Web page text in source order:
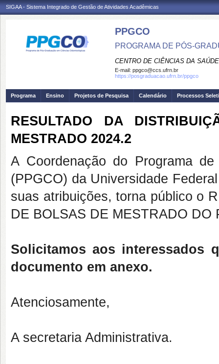
SIGAA - Sistema Integrado de Gestão de Atividades Acadêmicas
PPGCO
PROGRAMA DE PÓS-
CENTRO DE CIÊNCIAS DA SAÚDE
E-mail: ppgco@ccs.ufrn.br
https://posgraduacao.ufrn.br/ppgco
Programa Ensino Projetos de Pesquisa Calendário Processos
RESULTADO DA
MESTRADO 2024.2
A Coordenação do Programa
(PPGCO) da Universidade
suas atribuições, torna público o
DE BOLSAS DE MESTRADO DO
Solicitamos aos interessados
documento em anexo.
Atenciosamente,
A secretaria Administrativa.